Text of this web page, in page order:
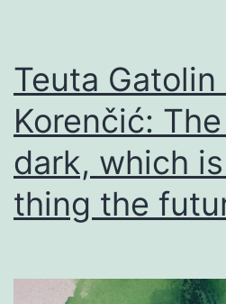
Teuta Gatolin
Korenčić:
dark, which
thing the